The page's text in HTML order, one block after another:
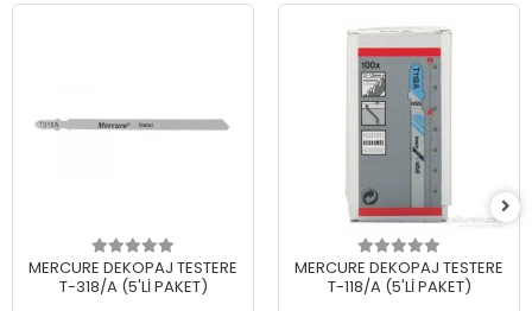
MERCURE DEKOPAJ TESTERE
T-318/A (5'Lİ PAKET)
MERCURE DEKOPAJ TESTERE
T-118/A (5'Lİ PAKET)